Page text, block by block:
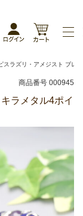
スラズリ・アメジスト ブレ
商品番号 000945
ラメタル4ポイ